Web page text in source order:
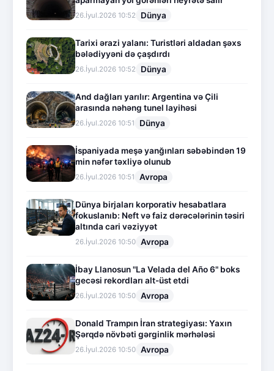
26.İyul.2026 10:52 Dünya
Tarixi ərazi yalanı: Turistləri aldadan şəxs
bələdiyyəni də çaşdırdı
26.İyul.2026 10:52 Dünya
And dağları yarılır: Argentina və Çili
arasında nəhəng tunel layihəsi
26.İyul.2026 10:51 Dünya
İspaniyada meşə yanğınları səbəbindən 19
min nəfər təxliyə olunub
26.İyul.2026 10:51 Avropa
Dünya birjaları korporativ hesabatlara
fokuslanıb: Neft və faiz dərəcələrinin təsiri
altında cari vəziyyət
26.İyul.2026 10:50 Avropa
İbay Llanosun "La Velada del Año 6" boks
gecəsi rekordları alt-üst etdi
26.İyul.2026 10:50 Avropa
Donald Trampın İran strategiyası: Yaxın
Şərqdə növbəti gərginlik mərhələsi
26.İyul.2026 10:50 Avropa